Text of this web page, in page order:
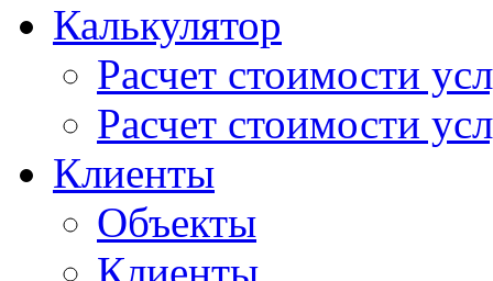
Калькулятор
Расчет стоимости
Расчет стоимости
Клиенты
Объекты